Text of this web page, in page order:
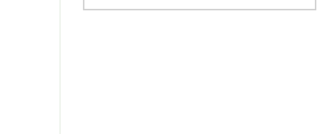
Cursus xHTML